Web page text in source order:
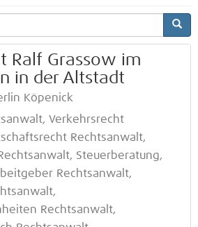
Ralf Grassow im
in der Altstadt
Köpenick
Verkehrsrecht
Rechtsanwalt,
Steuerberatung,
Rechtsanwalt,
Rechtsanwalt,